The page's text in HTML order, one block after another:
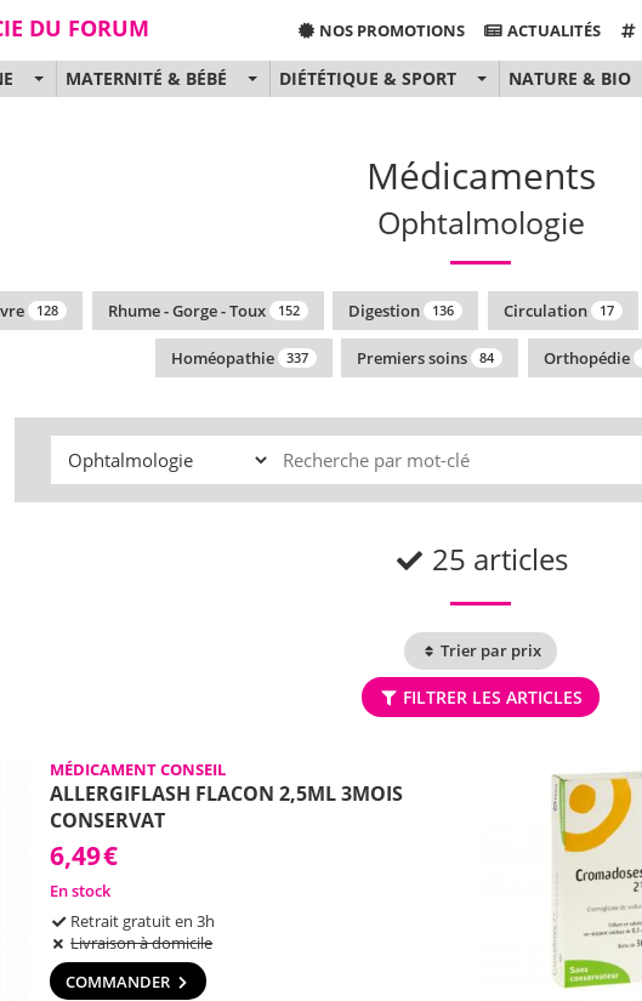
DU FORUM NOS PROMOTIONS ACTUALITÉS
MATERNITÉ & BÉBÉ DIÉTÉTIQUE & SPORT NATURE & BIO
Médicaments
Ophtalmologie
128 Rhume - Gorge - Toux 152 Digestion 136 Circulation 17
Homéopathie 337 Premiers soins 84 Orthopédie
25 articles
Trier par prix
FILTRER LES ARTICLES
MÉDICAMENT CONSEIL
ALLERGIFLASH FLACON 2,5ML 3MOIS
CONSERVAT
6,49€
En stock
Retrait gratuit en 3h
Livraison à domicile
COMMANDER